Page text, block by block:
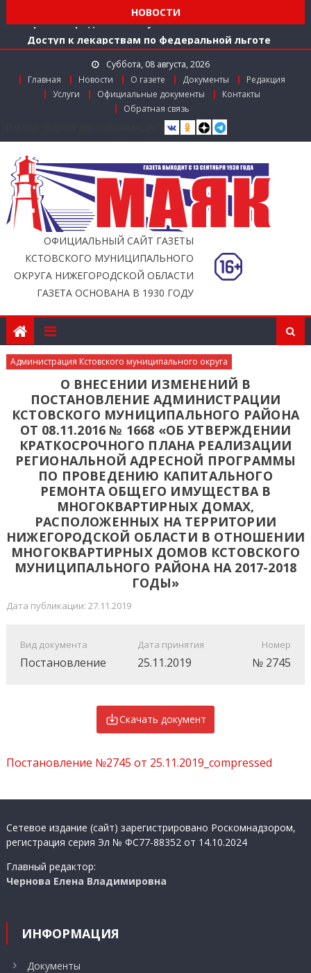
НОВОСТИ
время зарядиться искусством!
Доступ к лекарствам по федеральной льготе
«Драйверы роста»
Заслуженный работник агропромышленного
Мониторинг доступности городской среды на
ул. Рождественской: итоги совместной работы
Суббота, 08 августа, 2026
Главная
Новости О газете Документы
Редакция
Услуги
Официальные документы
Контакты
Обратная связь
ОФИЦИАЛЬНЫЙ САЙТ ГАЗЕТЫ
КСТОВСКОГО МУНИЦИПАЛЬНОГО
ОКРУГА НИЖЕГОРОДСКОЙ ОБЛАСТИ
ГАЗЕТА ОСНОВАНА В 1930 ГОДУ
Администрация Кстовского муниципального округа
О ВНЕСЕНИИ ИЗМЕНЕНИЙ В
ПОСТАНОВЛЕНИЕ АДМИНИСТРАЦИИ
КСТОВСКОГО МУНИЦИПАЛЬНОГО РАЙОНА
ОТ 08.11.2016 № 1668 «ОБ УТВЕРЖДЕНИИ
КРАТКОСРОЧНОГО ПЛАНА РЕАЛИЗАЦИИ
РЕГИОНАЛЬНОЙ АДРЕСНОЙ ПРОГРАММЫ
ПО ПРОВЕДЕНИЮ КАПИТАЛЬНОГО
РЕМОНТА ОБЩЕГО ИМУЩЕСТВА В
МНОГОКВАРТИРНЫХ ДОМАХ,
РАСПОЛОЖЕННЫХ НА ТЕРРИТОРИИ
НИЖЕГОРОДСКОЙ ОБЛАСТИ В ОТНОШЕНИИ
МНОГОКВАРТИРНЫХ ДОМОВ КСТОВСКОГО
МУНИЦИПАЛЬНОГО РАЙОНА НА 2017-2018
ГОДЫ»
Дата публикации: 27.11.2019
Вид документа
Постановление
Дата принятия
25.11.2019
Номер
№ 2745
Скачать документ
Постановление №2745 от 25.11.2019_compressed
Сетевое издание (сайт) зарегистрировано Роскомнадзором,
регистрация серия Эл № ФС77-88352 от 14.10.2024
Главный редактор:
Чернова Елена Владимировна
ИНФОРМАЦИЯ
Документы